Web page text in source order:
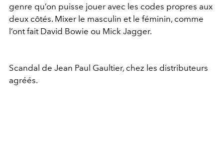
genre qu’on puisse jouer avec les codes propres aux
deux côtés. Mixer le masculin et le féminin, comme
l’ont fait David Bowie ou Mick Jagger.
Scandal de Jean Paul Gaultier, chez les distributeurs
agréés.